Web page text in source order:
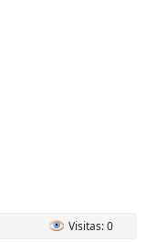
Visitas: 0